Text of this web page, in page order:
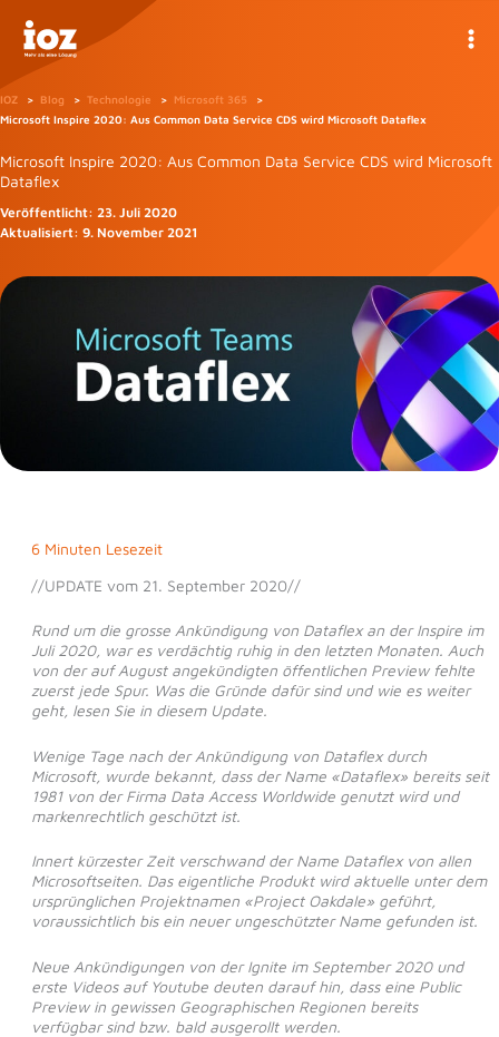
Inhalt
springen
IOZ Blog Technologie
Microsoft 365
Microsoft Inspire 2020: Aus Common Data Service CDS wird Microsoft Dataflex
Microsoft Inspire 2020: Aus Common Data Service CDS wird Microsoft
Dataflex
Veröffentlicht: 23. Juli 2020
Aktualisiert: 9. November 2021
6 Minuten Lesezeit
//UPDATE vom 21. September 2020//
Rund um die grosse Ankündigung von Dataflex an der Inspire im
Juli 2020, war es verdächtig ruhig in den letzten Monaten. Auch
von der auf August angekündigten öffentlichen Preview fehlte
zuerst jede Spur. Was die Gründe dafür sind und wie es weiter
geht, lesen Sie in diesem Update.
Wenige Tage nach der Ankündigung von Dataflex durch
Microsoft, wurde bekannt, dass der Name «Dataflex» bereits seit
1981 von der Firma Data Access Worldwide genutzt wird und
markenrechtlich geschützt ist.
Innert kürzester Zeit verschwand der Name Dataflex von allen
Microsoftseiten. Das eigentliche Produkt wird aktuelle unter dem
ursprünglichen Projektnamen «Project Oakdale» geführt,
voraussichtlich bis ein neuer ungeschützter Name gefunden ist.
Neue Ankündigungen von der Ignite im September 2020 und
erste Videos auf Youtube deuten darauf hin, dass eine Public
Preview in gewissen Geographischen Regionen bereits
verfügbar sind bzw. bald ausgerollt werden.